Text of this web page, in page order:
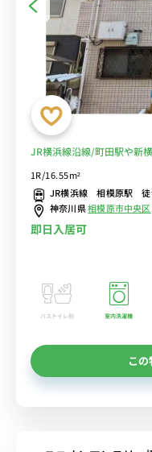
JR横浜線沿線/町田駅や新
べるWi-Fi格安レンタル中！
1R/16.55m²
JR横浜線 相模原駅 徒
神奈川県相模原市中央区
即日入居可
バストイレ別 室内洗濯機
こ